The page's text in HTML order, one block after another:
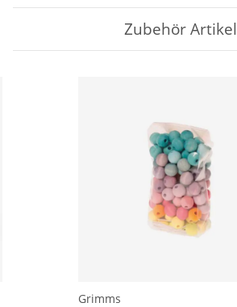
Zubehör Artikel
Grimms